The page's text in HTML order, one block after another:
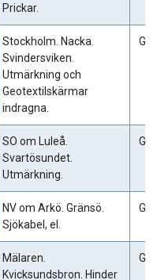
Prickar.
Stockholm. Nacka.
Svindersviken.
Utmärkning och
Geotextilskärmar
indragna.
SO om Luleå.
Svartösundet.
Utmärkning.
NV om Arkö. Gränsö.
Sjökabel, el.
Mälaren.
Kvicksundsbron. Hinder